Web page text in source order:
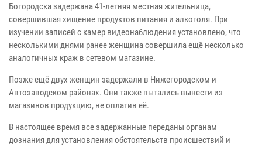
Богородска задержана 41-летняя местная жительница,
совершившая хищение продуктов питания и алкоголя. При
изучении записей с камер видеонаблюдения установлено, что
несколькими днями ранее женщина совершила ещё несколько
аналогичных краж в сетевом магазине.
Позже ещё двух женщин задержали в Нижегородском и
Автозаводском районах. Они также пытались вынести из
магазинов продукцию, не оплатив её.
В настоящее время все задержанные переданы органам
дознания для установления обстоятельств происшествий и